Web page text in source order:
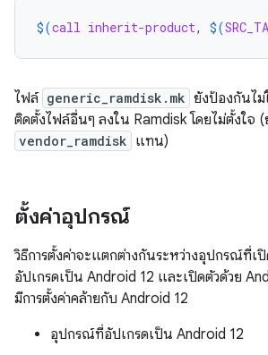
$(call inherit-product, $(
ไฟล์ generic_ramdisk.mk ยังป้องกันไ
ติดตั้งไฟล์อื่นๆ ลงใน Ramdisk โดยไม่ตั้งใจ
vendor_ramdisk แทน)
ตั้งค่าอุปกรณ์
วิธีการตั้งค่าจะแตกต่างกันระหว่างอุปกรณ์ที่เ
อัปเกรดเป็น Android 12 และเปิดตัวด้วย
มีการตั้งค่าคล้ายกับ Android 12
อุปกรณ์ที่อัปเกรดเป็น Android 12